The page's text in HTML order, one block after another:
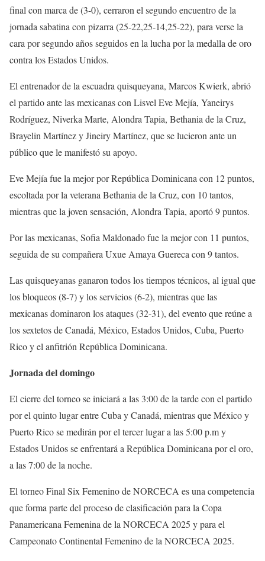
final con marca de (3-0), cerraron el segundo encuentro de la
jornada sabatina con pizarra (25-22,25-14,25-22), para verse la
cara por segundo años seguidos en la lucha por la medalla de oro
contra los Estados Unidos.
El entrenador de la escuadra quisqueyana, Marcos Kwierk, abrió
el partido ante las mexicanas con Lisvel Eve Mejía, Yaneirys
Rodríguez, Niverka Marte, Alondra Tapia, Bethania de la Cruz,
Brayelin Martínez y Jineiry Martínez, que se lucieron ante un
público que le manifestó su apoyo.
Eve Mejía fue la mejor por República Dominicana con 12 puntos,
escoltada por la veterana Bethania de la Cruz, con 10 tantos,
mientras que la joven sensación, Alondra Tapia, aportó 9 puntos.
Por las mexicanas, Sofia Maldonado fue la mejor con 11 puntos,
seguida de su compañera Uxue Amaya Guereca con 9 tantos.
Las quisqueyanas ganaron todos los tiempos técnicos, al igual que
los bloqueos (8-7) y los servicios (6-2), mientras que las
mexicanas dominaron los ataques (32-31), del evento que reúne a
los sextetos de Canadá, México, Estados Unidos, Cuba, Puerto
Rico y el anfitrión República Dominicana.
Jornada del domingo
El cierre del torneo se iniciará a las 3:00 de la tarde con el partido
por el quinto lugar entre Cuba y Canadá, mientras que México y
Puerto Rico se medirán por el tercer lugar a las 5:00 p.m y
Estados Unidos se enfrentará a República Dominicana por el oro,
a las 7:00 de la noche.
El torneo Final Six Femenino de NORCECA es una competencia
que forma parte del proceso de clasificación para la Copa
Panamericana Femenina de la NORCECA 2025 y para el
Campeonato Continental Femenino de la NORCECA 2025.